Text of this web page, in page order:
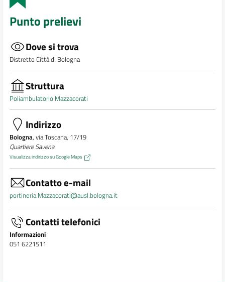
Punto prelievi
Dove si trova
Distretto Città di Bologna
Struttura
Poliambulatorio Mazzacorati
Indirizzo
Bologna, via Toscana, 17/19
Quartiere Savena
Visualizza indirizzo su Google Maps
Contatto e-mail
portineria.Mazzacorati@ausl.bologna.it
Contatti telefonici
Informazioni
051 6221511